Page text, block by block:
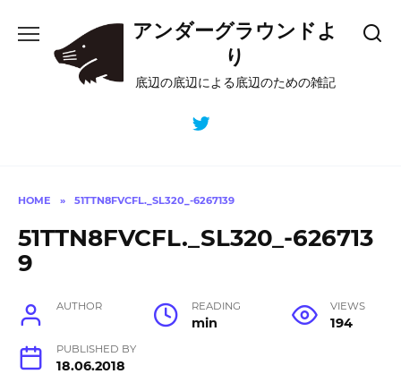
content
アンダーグラウンドよ
り
底辺の底辺による底辺のための雑記
HOME » 51TTN8FVCFL._SL320_-6267139
51TTN8FVCFL._SL320_-626713
9
AUTHOR READING
min
VIEWS
194
PUBLISHED BY
18.06.2018